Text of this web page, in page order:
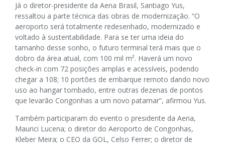
Já o diretor-presidente da Aena Brasil, Santiago Yus,
ressaltou a parte técnica das obras de modernização. “O
aeroporto será totalmente redesenhado, modernizado e
voltado à sustentabilidade. Para se ter uma ideia do
tamanho desse sonho, o futuro terminal terá mais que o
dobro da área atual, com 100 mil m². Haverá um novo
check-in com 72 posições amplas e acessíveis, podendo
chegar a 108; 10 portões de embarque remoto dando novo
uso ao hangar tombado, entre outras dezenas de pontos
que levarão Congonhas a um novo patamar”, afirmou Yus.
Também participaram do evento o presidente da Aena,
Maurici Lucena; o diretor do Aeroporto de Congonhas,
Kleber Meira; o CEO da GOL, Celso Ferrer; o diretor de